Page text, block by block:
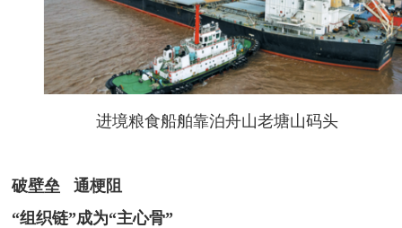
进境粮食船舶靠泊舟山老塘山码头
破壁垒 通梗阻
“组织链”成为“主心骨”